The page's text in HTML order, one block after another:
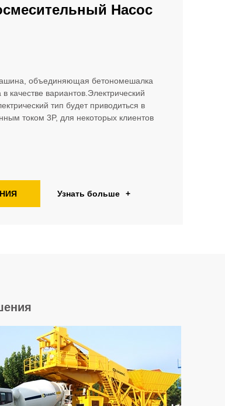
Насос
объединяющая бетономешалка
качестве вариантов.Электрический
тип будет приводиться в
током 3P, для некоторых клиентов
Узнать больше +